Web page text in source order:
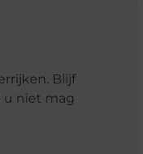
Blijf
niet mag